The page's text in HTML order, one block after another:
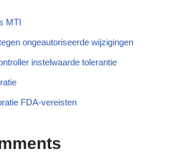
MTI
ongeautoriseerde wijzigingen
instelwaarde tolerantie
FDA-vereisten